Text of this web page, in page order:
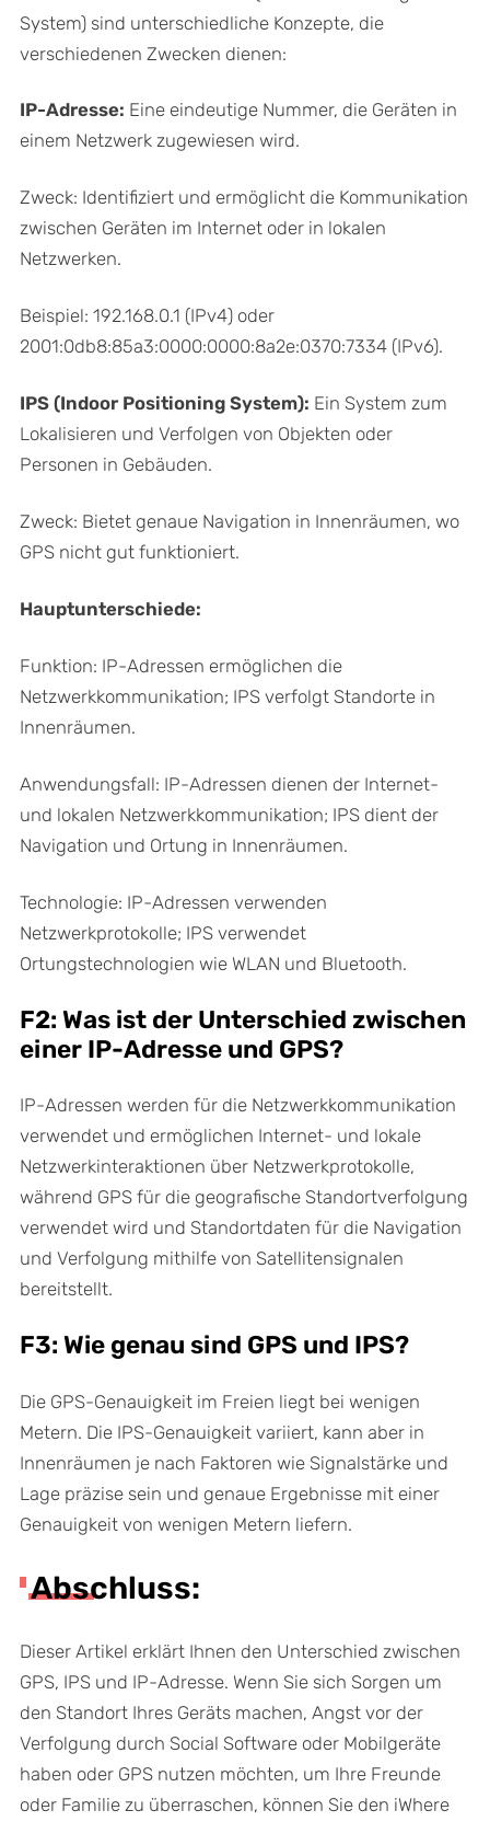
System) sind unterschiedliche Konzepte, die
verschiedenen Zwecken dienen:
IP-Adresse: Eine eindeutige Nummer, die Geräten in
einem Netzwerk zugewiesen wird.
Zweck: Identifiziert und ermöglicht die Kommunikation
zwischen Geräten im Internet oder in lokalen
Netzwerken.
Beispiel: 192.168.0.1 (IPv4) oder
2001:0db8:85a3:0000:0000:8a2e:0370:7334 (IPv6).
IPS (Indoor Positioning System): Ein System zum
Lokalisieren und Verfolgen von Objekten oder
Personen in Gebäuden.
Zweck: Bietet genaue Navigation in Innenräumen, wo
GPS nicht gut funktioniert.
Hauptunterschiede:
Funktion: IP-Adressen ermöglichen die
Netzwerkkommunikation; IPS verfolgt Standorte in
Innenräumen.
Anwendungsfall: IP-Adressen dienen der Internet-
und lokalen Netzwerkkommunikation; IPS dient der
Navigation und Ortung in Innenräumen.
Technologie: IP-Adressen verwenden
Netzwerkprotokolle; IPS verwendet
Ortungstechnologien wie WLAN und Bluetooth.
F2: Was ist der Unterschied zwischen
einer IP-Adresse und GPS?
IP-Adressen werden für die Netzwerkkommunikation
verwendet und ermöglichen Internet- und lokale
Netzwerkinteraktionen über Netzwerkprotokolle,
während GPS für die geografische Standortverfolgung
verwendet wird und Standortdaten für die Navigation
und Verfolgung mithilfe von Satellitensignalen
bereitstellt.
F3: Wie genau sind GPS und IPS?
Die GPS-Genauigkeit im Freien liegt bei wenigen
Metern. Die IPS-Genauigkeit variiert, kann aber in
Innenräumen je nach Faktoren wie Signalstärke und
Lage präzise sein und genaue Ergebnisse mit einer
Genauigkeit von wenigen Metern liefern.
Abschluss:
Dieser Artikel erklärt Ihnen den Unterschied zwischen
GPS, IPS und IP-Adresse. Wenn Sie sich Sorgen um
den Standort Ihres Geräts machen, Angst vor der
Verfolgung durch Social Software oder Mobilgeräte
haben oder GPS nutzen möchten, um Ihre Freunde
oder Familie zu überraschen, können Sie den iWhere